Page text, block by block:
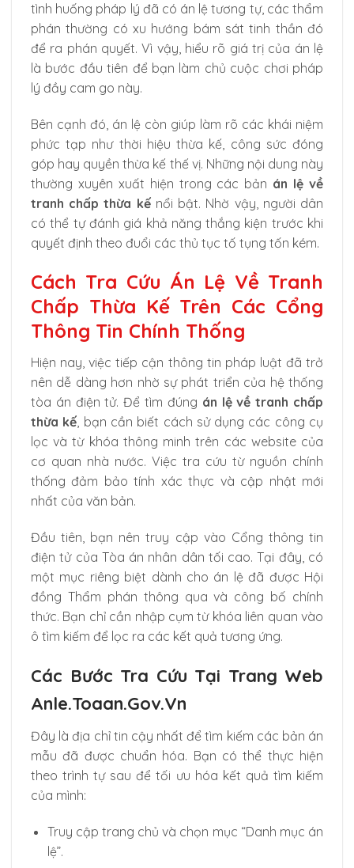
tình huống pháp lý đã có án lệ tương tự, các thẩm
phán thường có xu hướng bám sát tinh thần đó
để ra phán quyết. Vì vậy, hiểu rõ giá trị của án lệ
là bước đầu tiên để bạn làm chủ cuộc chơi pháp
lý đầy cam go này.
Bên cạnh đó, án lệ còn giúp làm rõ các khái niệm
phức tạp như thời hiệu thừa kế, công sức đóng
góp hay quyền thừa kế thế vị. Những nội dung này
thường xuyên xuất hiện trong các bản án lệ về
tranh chấp thừa kếnổi bật. Nhờ vậy, người dân
có thể tự đánh giá khả năng thắng kiện trước khi
quyết định theo đuổi các thủ tục tố tụng tốn kém.
Cách Tra Cứu Án Lệ Về Tranh
Chấp Thừa Kế Trên Các Cổng
Thông Tin Chính Thống
Hiện nay, việc tiếp cận thông tin pháp luật đã trở
nên dễ dàng hơn nhờ sự phát triển của hệ thống
tòa án điện tử. Để tìm đúng án lệ về tranh chấp
thừa kế , bạn cần biết cách sử dụng các công cụ
lọc và từ khóa thông minh trên các website của
cơ quan nhà nước. Việc tra cứu từ nguồn chính
thống đảm bảo tính xác thực và cập nhật mới
nhất của văn bản.
Đầu tiên, bạn nên truy cập vào Cổng thông tin
điện tử của Tòa án nhân dân tối cao. Tại đây, có
một mục riêng biệt dành cho án lệ đã được Hội
đồng Thẩm phán thông qua và công bố chính
thức. Bạn chỉ cần nhập cụm từ khóa liên quan vào
ô tìm kiếm để lọc ra các kết quả tương ứng.
Các Bước Tra Cứu Tại Trang Web
Anle.toaan.gov.vn
Đây là địa chỉ tin cậy nhất để tìm kiếm các bản án
mẫu đã được chuẩn hóa. Bạn có thể thực hiện
theo trình tự sau để tối ưu hóa kết quả tìm kiếm
của mình:
Truy cập trang chủ và chọn mục “Danh mục án
lệ”.